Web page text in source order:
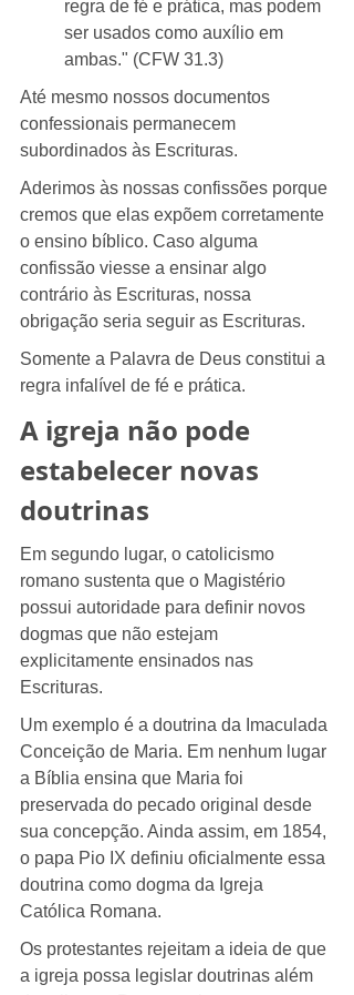
regra de fé e prática, mas podem
ser usados como auxílio em
ambas." (CFW 31.3)
Até mesmo nossos documentos
confessionais permanecem
subordinados às Escrituras.
Aderimos às nossas confissões porque
cremos que elas expõem corretamente
o ensino bíblico. Caso alguma
confissão viesse a ensinar algo
contrário às Escrituras, nossa
obrigação seria seguir as Escrituras.
Somente a Palavra de Deus constitui a
regra infalível de fé e prática.
A igreja não pode
estabelecer novas
doutrinas
Em segundo lugar, o catolicismo
romano sustenta que o Magistério
possui autoridade para definir novos
dogmas que não estejam
explicitamente ensinados nas
Escrituras.
Um exemplo é a doutrina da Imaculada
Conceição de Maria. Em nenhum lugar
a Bíblia ensina que Maria foi
preservada do pecado original desde
sua concepção. Ainda assim, em 1854,
o papa Pio IX definiu oficialmente essa
doutrina como dogma da Igreja
Católica Romana.
Os protestantes rejeitam a ideia de que
a igreja possa legislar doutrinas além